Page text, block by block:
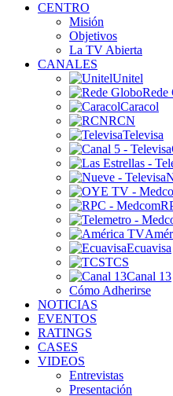
CENTRO
Misión
Objetivos
La TV Abierta
CANALES
Unitel
Rede
Caracol
RCN
Televisa
Ecuavisa
TCS
Canal 13
Cómo Adherirse
NOTICIAS
EVENTOS
RATINGS
CASES
VIDEOS
Entrevistas
Presentación